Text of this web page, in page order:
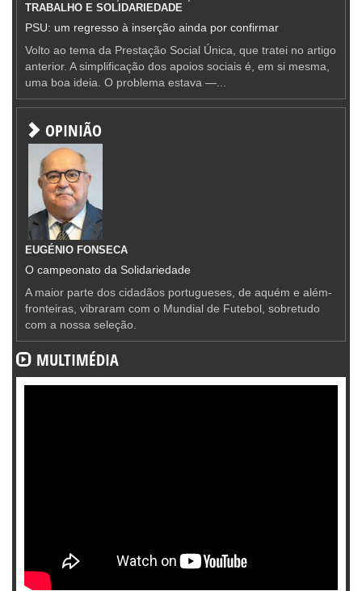
TRABALHO E SOLIDARIEDADE
PSU: um regresso à inserção ainda por confirmar
Volto ao tema da Prestação Social Única, que tratei no artigo
anterior. A simplificação dos apoios sociais é, em si mesma,
uma boa ideia. O problema estava —...
OPINIÃO
EUGÉNIO FONSECA
O campeonato da Solidariedade
A maior parte dos cidadãos portugueses, de aquém e além-
fronteiras, vibraram com o Mundial de Futebol, sobretudo
com a nossa seleção.
MULTIMÉDIA